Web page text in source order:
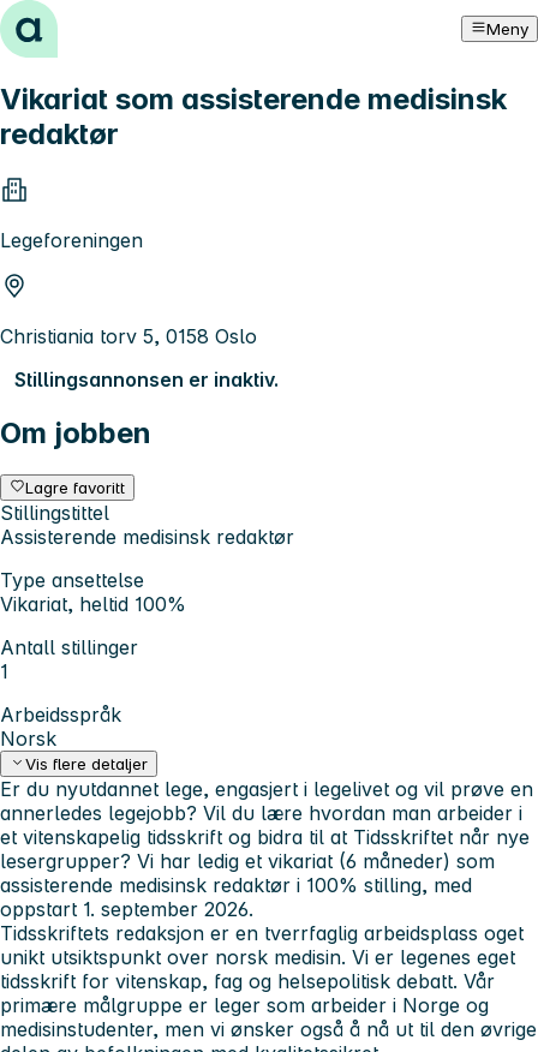
Hopp til innhold Meny
Vikariat som assisterende medisinsk
redaktør
Legeforeningen
Christiania torv 5, 0158 Oslo
Stillingsannonsen er inaktiv.
Om jobben
Lagre favoritt
Stillingstittel
Assisterende medisinsk redaktør
Type ansettelse
Vikariat, heltid 100%
Antall stillinger
1
Arbeidsspråk
Norsk
Vis flere detaljer
Er du nyutdannet lege, engasjert i legelivet og vil prøve en
annerledes legejobb? Vil du lære hvordan man arbeider i
et vitenskapelig tidsskrift og bidra til at Tidsskriftet når nye
lesergrupper? Vi har ledig et vikariat (6 måneder) som
assisterende medisinsk redaktør i 100% stilling, med
oppstart 1. september 2026.
Tidsskriftets redaksjon er en tverrfaglig arbeidsplass oget
unikt utsiktspunkt over norsk medisin. Vi er legenes eget
tidsskrift for vitenskap, fag og helsepolitisk debatt. Vår
primære målgruppe er leger som arbeider i Norge og
medisinstudenter, men vi ønsker også å nå ut til den øvrige